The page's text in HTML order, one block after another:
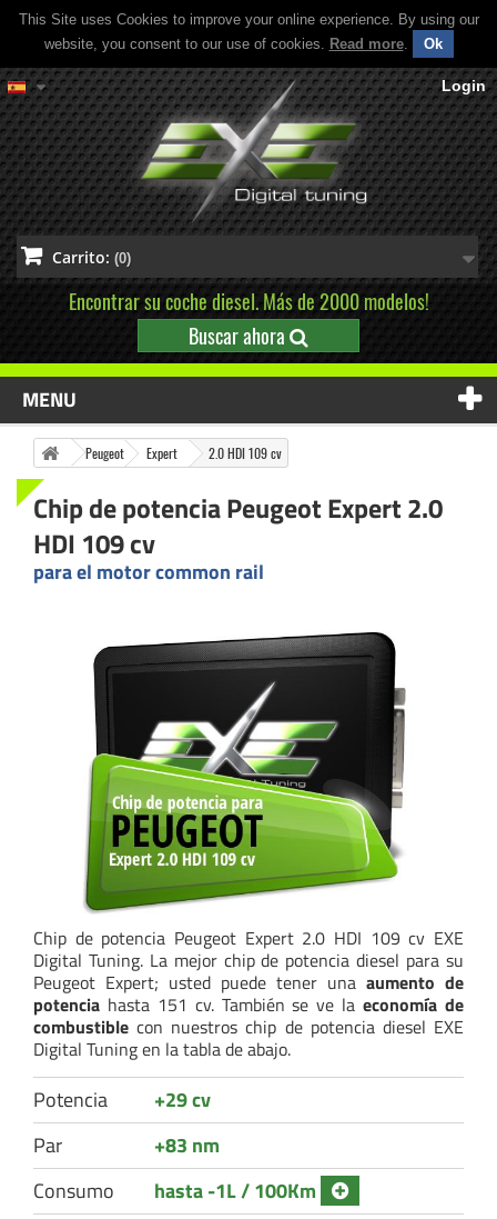
This Site uses Cookies to improve your online experience. By using our
website, you consent to our use of cookies. Read more. Ok
Login
Carrito: (0)
Encontrar su coche diesel. Más de 2000 modelos!
Buscar ahora
MENU
Peugeot Expert 2.0 HDI 109 cv
Chip de potencia Peugeot Expert 2.0
HDI 109 cv
para el motor common rail
Chip de potencia Peugeot Expert 2.0 HDI 109 cv EXE
Digital Tuning. La mejor chip de potencia diesel para su
Peugeot Expert; usted puede tener una aumento de
potencia hasta 151 cv. También se ve laeconomía de
combustiblecon nuestros chip de potencia diesel EXE
Digital Tuning en la tabla de abajo.
Potencia
+29 cv
Par
+83 nm
Consumo
hasta -1L / 100Km